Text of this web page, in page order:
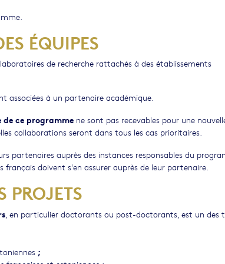
ÉQUIPES
de recherche rattachés à des établissements
associées à un partenaire académique.
ce programme ne sont pas recevables pour une
collaborations seront dans tous les cas prioritaires.
partenaires auprès des instances responsables du
français doivent s'en assurer auprès de leur partenaire.
PROJETS
, en particulier doctorants ou post-doctorants, est un des
;